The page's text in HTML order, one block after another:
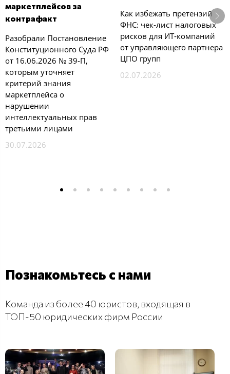
маркетплейсов за
контрафакт
Разобрали Постановление
Конституционного Суда РФ
от 16.06.2026 № 39-П,
которым уточняет
критерий знания
маркетплейса о
нарушении
интеллектуальных прав
третьими лицами
30.07.2026
Как избежать претензий
ФНС: чек‑лист налоговых
рисков для ИТ‑компаний
от управляющего партнера
ЦПО групп
02.07.2026
Познакомьтесь с нами
Команда из более 40 юристов, входящая в
ТОП-50 юридических фирм России